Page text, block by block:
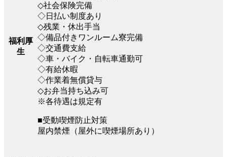
福利厚
生
◇社会保険完備
◇日払い制度あり
◇残業・休出手当
◇備品付きワンルーム寮完備
◇交通費支給
◇車・バイク・自転車通勤可
◇有給休暇
◇作業着無償貸与
◇お弁当持ち込み可
※各待遇は規定有
■受動喫煙防止対策
屋内禁煙（屋外に喫煙場所あり）